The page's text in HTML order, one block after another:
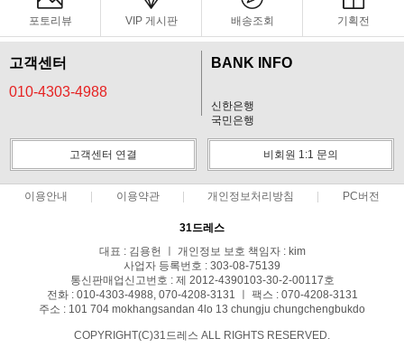
포토리뷰 VIP 게시판 배송조회 기획전
고객센터
010-4303-4988
BANK INFO
신한은행
국민은행
고객센터 연결 비회원 1:1 문의
이용안내 이용약관 개인정보처리방침 PC버전
31드레스
대표 : 김용헌 ㅣ 개인정보 보호 책임자 : kim
사업자 등록번호 : 303-08-75139
통신판매업신고번호 : 제 2012-4390103-30-2-00117호
전화 : 010-4303-4988, 070-4208-3131 ㅣ 팩스 : 070-4208-3131
주소 : 101 704 mokhangsandan 4lo 13 chungju chungchengbukdo
COPYRIGHT(C)31드레스 ALL RIGHTS RESERVED.